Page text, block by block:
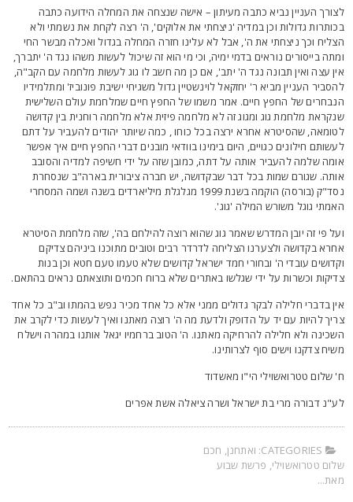
העניין נביא כתבה מעיתון – אישה שנצחה את המחלה הידועה כתבה
גדולות וכן במדיה 'ניצחתי את אלוקים', ה' רצה לקחת את נשמתי ולא
וכך ניצחתי את ה', אבל לא עלינו חזרה המחלה בגדול ואכלה מבשר החי
בייסורים נוראים בדמי ימיה, וכי מי הוא זה שיכול לעשות משהו נגד ה' יתברך,
עצה ואין תבונה נגד ה' יתב', אם כן מה חשב לו גוג לעשות מלחמה עם הקב"ה,
העניין מביא ר' יחזקאל לוינשטיין גדול משגיחי ישיבת פונוביז' ומתלמידיו
של החפץ חיים. אמר משמו של החפץ חיים שמלחמת עולם השלישית
מלחמת גוג ומגוג זה לא מלחמה פיזית אלא מלחמה רוחנית בין קדושה
שהסיטרא אחרא ירצה בכל כוחו , כמה שיותר יהודים להעביר על דתם
חילונים כגויים, היום בימינו בוודאי מובנים דברי החפץ חיים איך אפשר
שלמה להעביר אותה על דתה, כמובן שזה על ידי חשיפה למדיה והסובב
שגורם שמות בכל דבר שבקדושה, יש חברה ציבורית בארה"ב שנסחרת
נסד"ק (בורסה) הוקמה בשנת 1999 מגלגלת מיליארדים בשנה ושמה המסחרי
גוגל משורש המילה 'גוג'.
פי זה יובן המדרש שאמר גוג שהוא רוצה להילחם בה', שזה מלחמת הסיטרא
בקדושה ולצערנו הצליחה לדרדר רבים וטובים מתוכנו ביניהם צדיקם
עובדי ה' ובחורי חמד ישראל קדושים שלא טעמו טעם חטא וכן בנות
וכשרות על ידי שגלשו באתרים שלא ברוח חכמים ותוצאתם נראים בהתאם.
בדברי חלילה לבקר גדולים ממני אלא כל אחד מכיר נפש בהמתו וב"ב כל אחד
להיות עם יד על הדופק ולדעת מה ה' רוצה מאתנו ואיך לעשות כדי לקרב את
ולא חלילה להרחיקה מאתנו. ה' הטוב ברחמיו יגאל אותנו במהרה וישלח
צדקנו וישים סוף לצרותינו.
שלום טטרואשוילי הי"ו מאשדוד
דבורה מרי בת ישראל ושרה ציאלה אשת אפרים
CATEGORIES: ואתחנן,חכם
טטרואשוילי,פרשת שבוע